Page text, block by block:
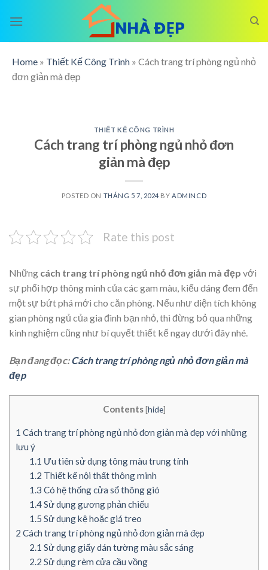
Home » Thiết Kế Công Trình » Cách trang trí phòng ngủ nhỏ
đơn giản mà đẹp
THIẾT KẾ CÔNG TRÌNH
Cách trang trí phòng ngủ nhỏ đơn
giản mà đẹp
POSTED ON THÁNG 5 7, 2024 BYADMINCD
Rate this post
Những cách trang trí phòng ngủ nhỏ đơn giản mà đẹp với
sự phối hợp thông minh của các gam màu, kiểu dáng đem đến
một sự bứt phá mới cho căn phòng. Nếu như diện tích không
gian phòng ngủ của gia đình bạn nhỏ, thì đừng bỏ qua những
kinh nghiệm cũng như bí quyết thiết kế ngay dưới đây nhé.
Bạn đang đọc:Cách trang trí phòng ngủ nhỏ đơn giản mà
đẹp
Contents [hide]
1 Cách trang trí phòng ngủ nhỏ đơn giản mà đẹp với những
lưu ý
1.1 Ưu tiên sử dụng tông màu trung tính
1.2 Thiết kế nội thất thông minh
1.3 Có hệ thống cửa sổ thông gió
1.4Sử dụng gương phản chiếu
1.5 Sử dụng kệ hoặc giá treo
2 Cách trang trí phòng ngủ nhỏ đơn giản mà đẹp
2.1 Sử dụng giấy dán tường màu sắc sáng
2.2 Sử dụng rèm cửa cầu vồng